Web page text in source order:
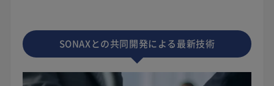
SONAXとの共同開発による最新技術